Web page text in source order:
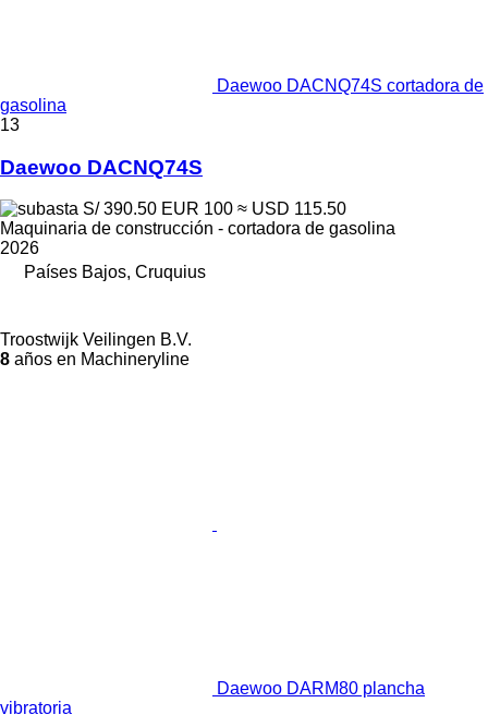
Daewoo DACNQ74S cortadora de
gasolina
13
Daewoo DACNQ74S
S/ 390.50 EUR 100 ≈ USD 115.50
Maquinaria de construcción - cortadora de gasolina
2026
Países Bajos, Cruquius
Troostwijk Veilingen B.V.
8 años en Machineryline
Daewoo DARM80 plancha
vibratoria